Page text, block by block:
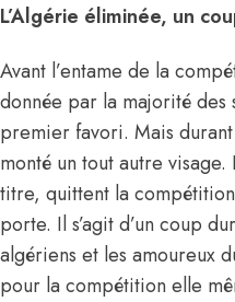
L’Algérie éliminée, un
Avant l’entame de la
donnée par la majorité des
premier favori. Mais
monté un tout autre visage.
titre, quittent la
porte. Il s’agit d’un coup
algériens et les amoureux
pour la compétition elle